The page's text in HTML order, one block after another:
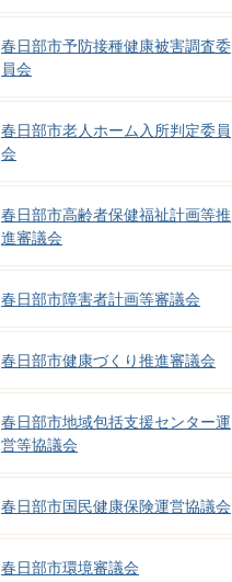
春日部市予防接種健康被害調査委
員会
春日部市老人ホーム入所判定委員
会
春日部市高齢者保健福祉計画等推
進審議会
春日部市障害者計画等審議会
春日部市健康づくり推進審議会
春日部市地域包括支援センター運
営等協議会
春日部市国民健康保険運営協議会
春日部市環境審議会